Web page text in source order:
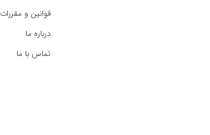
قوانین و مقررات
درباره ما
تماس با ما